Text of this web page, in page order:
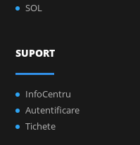
SOL
SUPORT
InfoCentru
Autentificare
Tichete